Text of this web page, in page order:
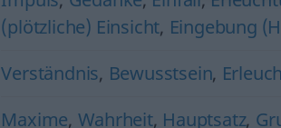
(plötzliche) Einsicht, Eingebung
Verständnis, Bewusstsein,
Maxime, Wahrheit, Hauptsatz,